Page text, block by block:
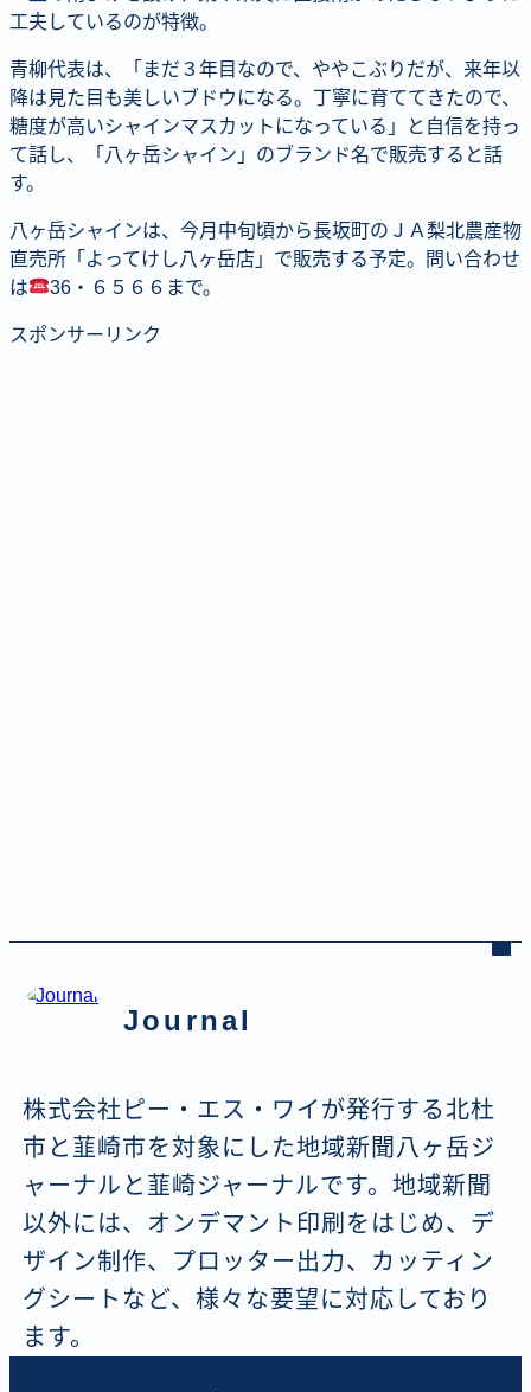
工夫しているのが特徴。
青柳代表は、「まだ３年目なので、ややこぶりだが、来年以
降は見た目も美しいブドウになる。丁寧に育ててきたので、
糖度が高いシャインマスカットになっている」と自信を持っ
て話し、「八ヶ岳シャイン」のブランド名で販売すると話
す。
八ヶ岳シャインは、今月中旬頃から長坂町のＪＡ梨北農産物
直売所「よってけし八ヶ岳店」で販売する予定。問い合わせ
は
36・６５６６まで。
スポンサーリンク
Journal
株式会社ピー・エス・ワイが発行する北杜
市と韮崎市を対象にした地域新聞八ヶ岳ジ
ャーナルと韮崎ジャーナルです。地域新聞
以外には、オンデマント印刷をはじめ、デ
ザイン制作、プロッター出力、カッティン
グシートなど、様々な要望に対応しており
ます。